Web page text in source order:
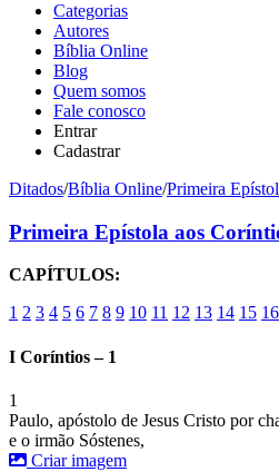
Categorias
Autores
Bíblia Online
Blog
Quem somos
Fale conosco
Entrar
Cadastrar
Ditados/Bíblia Online/Primeira
Primeira Epístola aos
CAPÍTULOS:
1 2 3 4 5 6 7 8 9 10 11 12 13 14 15 16
I Coríntios – 1
1
Paulo, apóstolo de Jesus Cristo por
e o irmão Sóstenes,
Criar imagem